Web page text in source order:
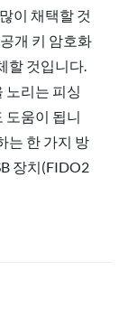
이 채택할 것
개 키 암호화
할 것입니다.
노리는 피싱
도움이 됩니
는 한 가지 방
장치(FIDO2